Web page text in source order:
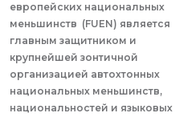
европейских национальных
меньшинств (FUEN) является
главным защитником и
крупнейшей зонтичной
организацией автохтонных
национальных меньшинств,
национальностей и языковых